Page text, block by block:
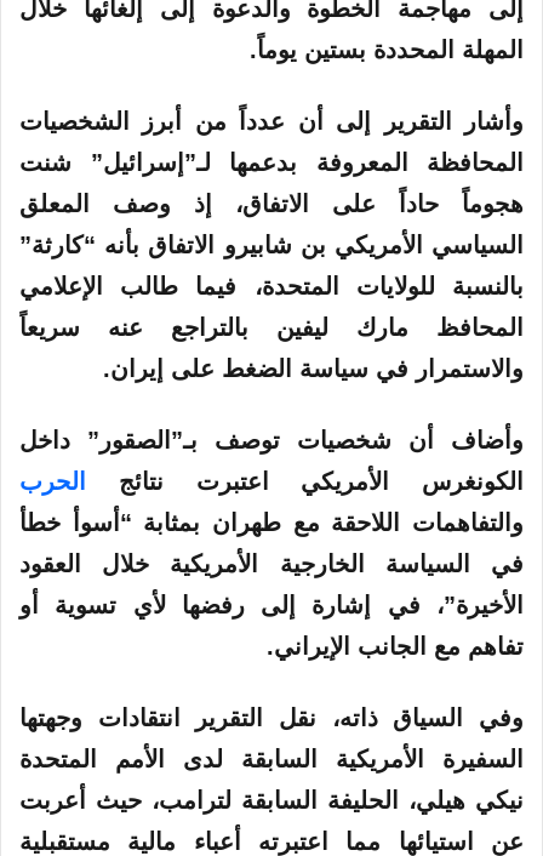
إلى مهاجمة الخطوة والدعوة إلى إلغائها خلال
المهلة المحددة بستين يوماً.
وأشار التقرير
إلى أن عدداً من أبرز الشخصيات
المحافظة المعروفة بدعمها لـ”إسرائيل” شنت
هجوماً حاداً على الاتفاق، إذ وصف المعلق
السياسي الأمريكي بن شابيرو الاتفاق بأنه “كارثة”
بالنسبة للولايات المتحدة، فيما طالب الإعلامي
المحافظ مارك ليفين بالتراجع عنه سريعاً
والاستمرار في سياسة الضغط على إيران.
وأضاف أن شخصيات توصف بـ”الصقور” داخل
الكونغرس الأمريكي اعتبرت نتائج
الحرب
والتفاهمات اللاحقة مع طهران بمثابة “أسوأ خطأ
في السياسة الخارجية الأمريكية خلال العقود
الأخيرة”، في إشارة إلى رفضها لأي تسوية أو
تفاهم مع الجانب الإيراني.
وفي السياق ذاته، نقل التقرير انتقادات وجهتها
السفيرة الأمريكية السابقة لدى الأمم المتحدة
نيكي هيلي، الحليفة السابقة لترامب، حيث أعربت
عن استيائها مما اعتبرته أعباء مالية مستقبلية